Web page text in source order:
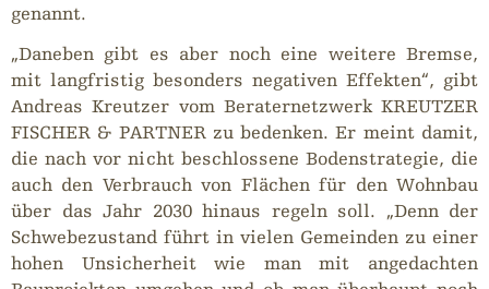
genannt.
„Daneben gibt es aber noch eine weitere Bremse,
mit langfristig besonders negativen Effekten“, gibt
Andreas Kreutzer vom Beraternetzwerk KREUTZER
FISCHER & PARTNER zu bedenken. Er meint damit,
die nach vor nicht beschlossene Bodenstrategie, die
auch den Verbrauch von Flächen für den Wohnbau
über das Jahr 2030 hinaus regeln soll. „Denn der
Schwebezustand führt in vielen Gemeinden zu einer
hohen Unsicherheit wie man mit angedachten